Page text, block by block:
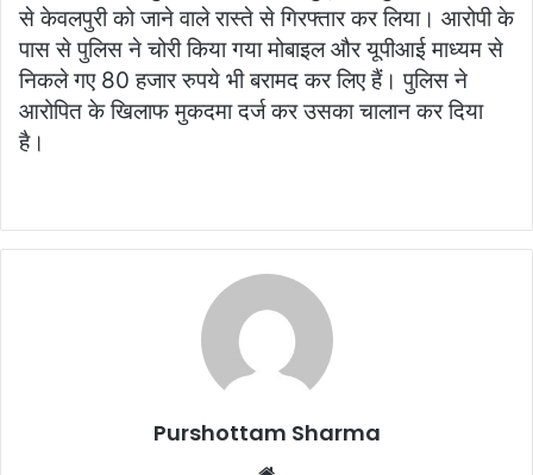
से केवलपुरी को जाने वाले रास्ते से गिरफ्तार कर लिया। आरोपी के
पास से पुलिस ने चोरी किया गया मोबाइल और यूपीआई माध्यम से
निकले गए 80 हजार रुपये भी बरामद कर लिए हैं। पुलिस ने
आरोपित के खिलाफ मुकदमा दर्ज कर उसका चालान कर दिया
है।
Purshottam Sharma